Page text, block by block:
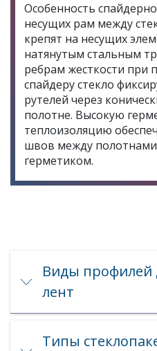
Особенность
несущих рам между
крепят на несущих
натянутым стальным
ребрам жесткости при
спайдеру стекло
рутелей через
полотне. Высокую
теплоизоляцию
швов между
герметиком.
Виды профилей
лент
Типы